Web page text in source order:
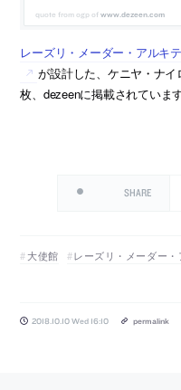
www.dezeen.com
レーズリ・メーダー・アルキ
が設計した、ケニヤ・ナ
枚、dezeenに掲載されています
SHARE
大使館 レーズリ・メーダー
2018.10.10 Wed 16:10 permalink